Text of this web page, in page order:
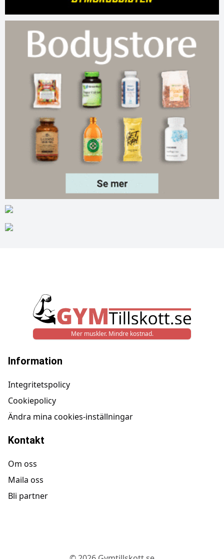
Mer muskler. Mindre kostnad.
Information
Integritetspolicy
Cookiepolicy
Ändra mina cookies-inställningar
Kontakt
Om oss
Maila oss
Bli partner